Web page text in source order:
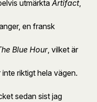
utmärkta Artifact,
en fransk
Blue Hour, vilket är
riktigt hela vägen.
sedan sist jag